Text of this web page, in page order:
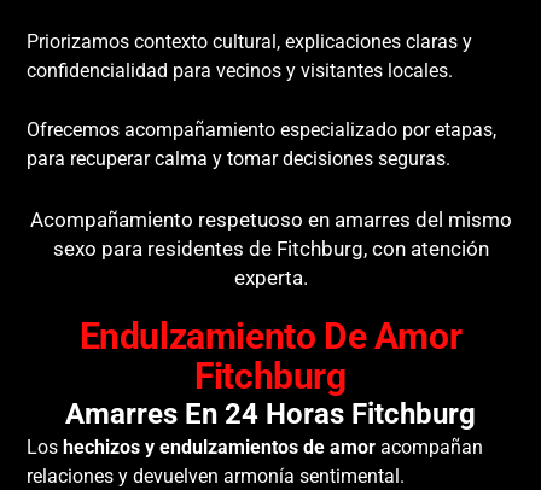
Priorizamos contexto cultural, explicaciones claras y
confidencialidad para vecinos y visitantes locales.
Ofrecemos acompañamiento especializado por etapas,
para recuperar calma y tomar decisiones seguras.
Acompañamiento respetuoso en amarres del mismo
sexo para residentes de Fitchburg, con atención
experta.
Endulzamiento De Amor
Fitchburg
Amarres En 24 Horas Fitchburg
Los hechizos y endulzamientos de amor acompañan
relaciones y devuelven armonía sentimental.